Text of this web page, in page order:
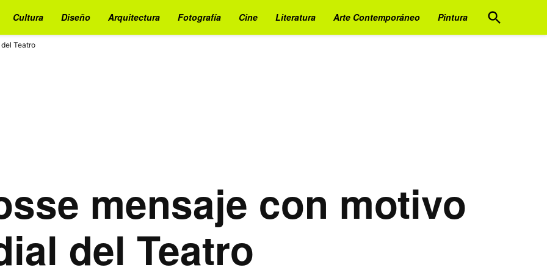
Cultura Diseño Arquitectura Fotografía Cine Literatura Arte Contemporáneo Pintura
Open
Search
Teatro
mensaje con motivo
del Teatro